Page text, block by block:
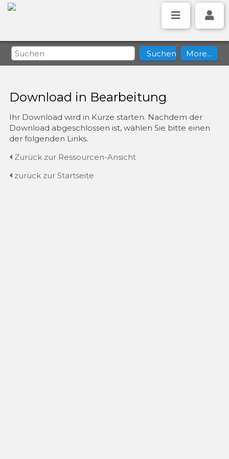
Download in Bearbeitung
Ihr Download wird in Kürze starten. Nachdem der
Download abgeschlossen ist, wählen Sie bitte einen
der folgenden Links.
Zurück zur Ressourcen-Ansicht
zurück zur Startseite